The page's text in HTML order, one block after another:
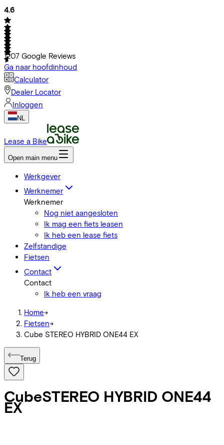
4.6
1207 Google Reviews
Ga naar hoofdinhoud
Calculator
Dealer Locator
Inloggen
NL
Lease a Bike
Open main menu
Werkgever
Werknemer
Werknemer
Nog niet aangesloten
Ik mag een fiets leasen
Ik heb een lease fiets
Zelfstandige
Fietsen
Contact
Contact
Ik heb een vraag
Home->
Fietsen->
Cube STEREO HYBRID ONE44 EX
Terug
CubeSTEREO HYBRID ONE44
EX